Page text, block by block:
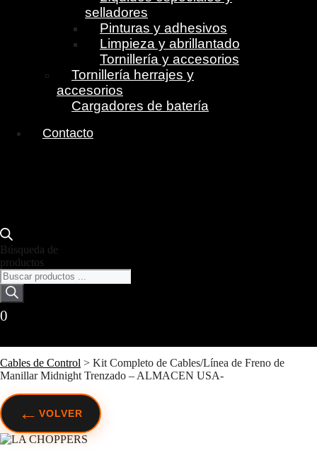
Cables de Control > Kit Completo de Cables/Línea de Freno de
Manillar Midnight Trenzado – ALMACEN USA-
selladores
Pinturas y adhesivos
Limpieza y abrillantado
Tornillería y accesorios
Tornillería herrajes y
accesorios
Cargadores de batería
Contacto
Búsqueda de
productos
0
← VOLVER